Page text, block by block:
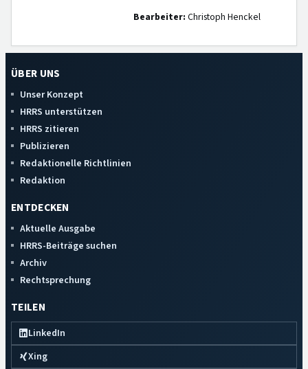
Bearbeiter: Christoph Henckel
ÜBER UNS
Unser Konzept
HRRS unterstützen
HRRS zitieren
Publizieren
Redaktionelle Richtlinien
Redaktion
ENTDECKEN
Aktuelle Ausgabe
HRRS-Beiträge suchen
Archiv
Rechtsprechung
TEILEN
LinkedIn
Xing